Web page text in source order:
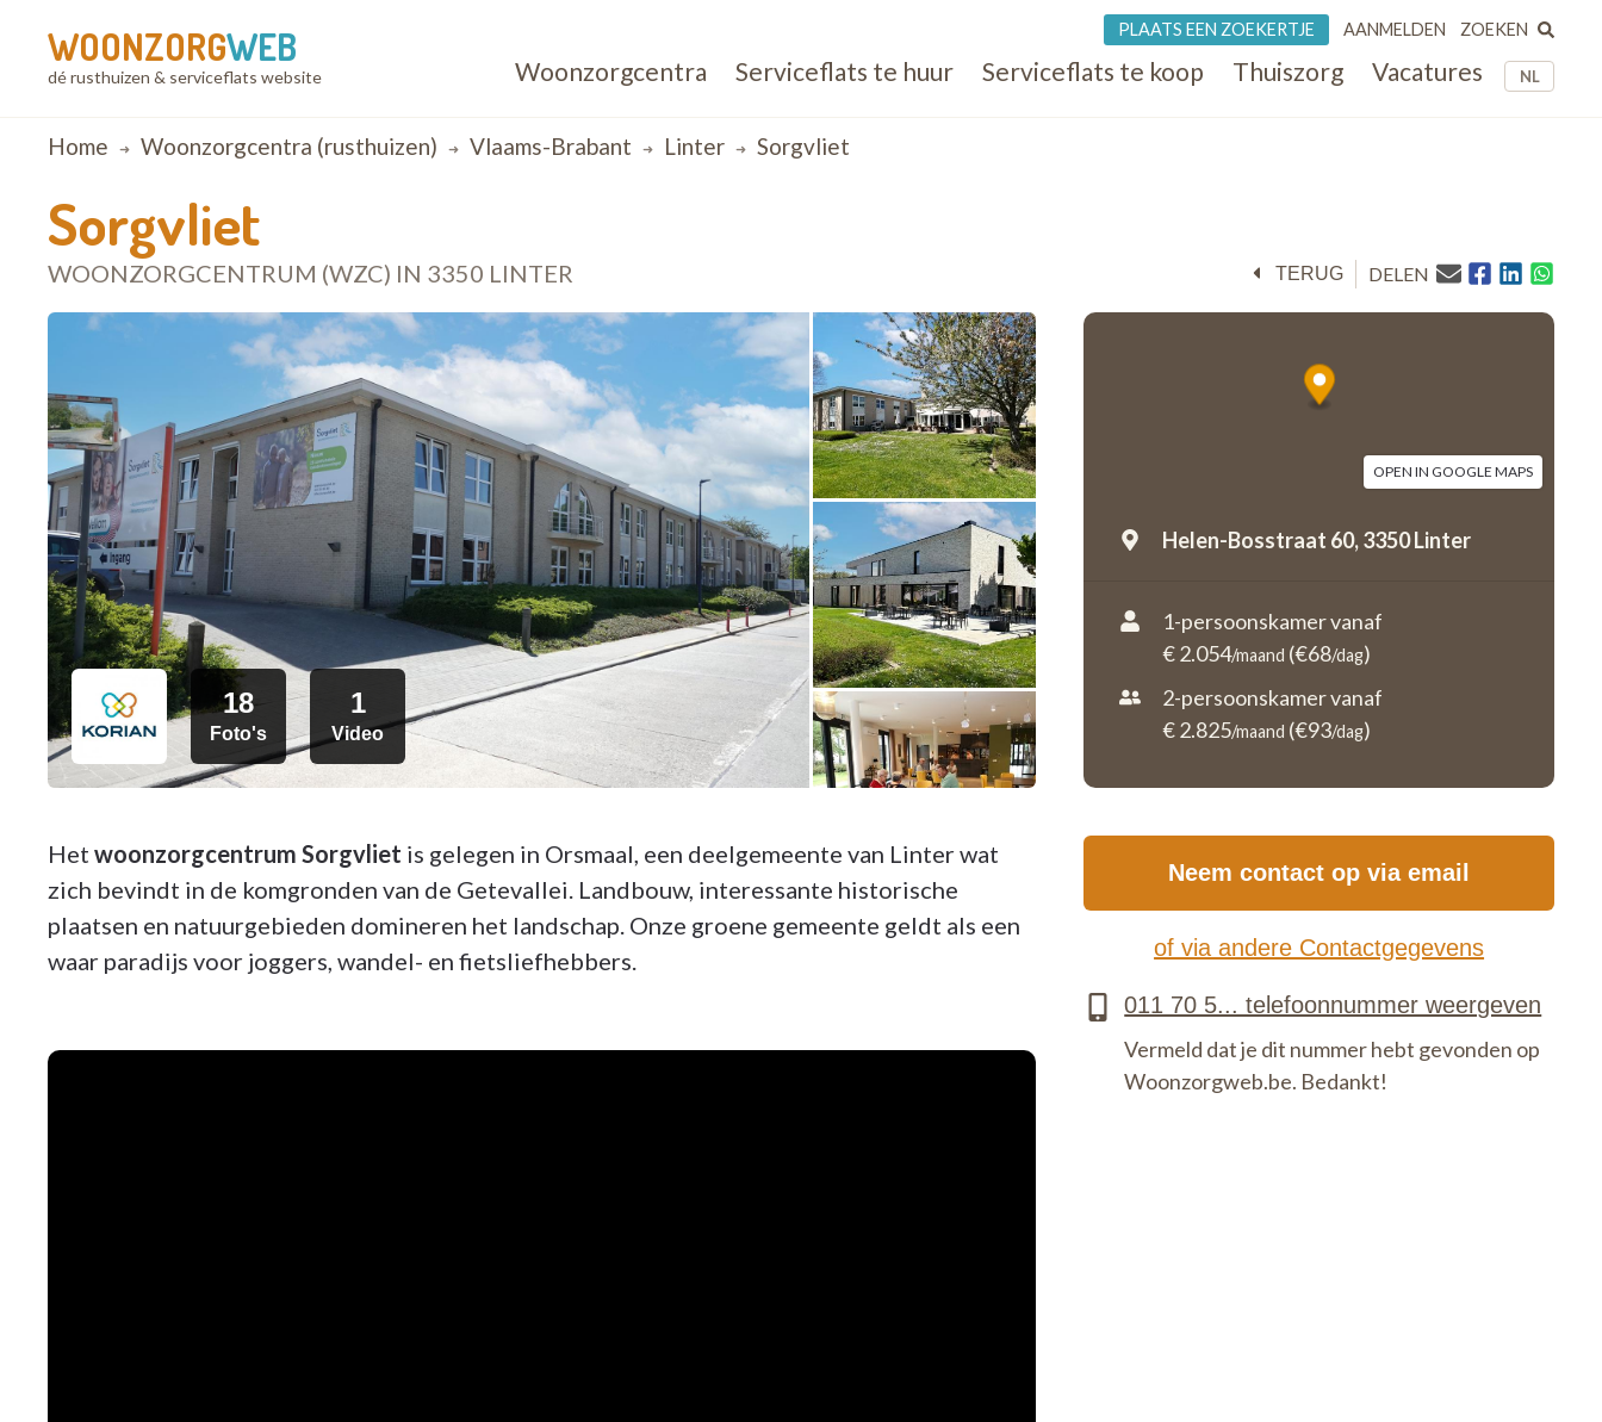
WOONZORGWEB
dé rusthuizen & serviceflats website NL
Woonzorgcentra Serviceflats te huur Serviceflats te koop Thuiszorg Vacatures
PLAATS EEN ZOEKERTJE AANMELDEN ZOEKEN
Breadcrumb
Home Woonzorgcentra (rusthuizen) Vlaams-Brabant Linter Sorgvliet
Sorgvliet
WOONZORGCENTRUM (WZC) IN 3350 LINTER TERUG DELEN
18
Foto's
1
Video
OPEN IN GOOGLE MAPS
Helen-Bosstraat 60,3350 Linter
1-persoonskamer vanaf
€ 2.054/maand (€68/dag)
2-persoonskamer vanaf
€ 2.825/maand (€93/dag)
Het woonzorgcentrum Sorgvliet is gelegen in Orsmaal, een deelgemeente van Linter wat
zich bevindt in de komgronden van de Getevallei. Landbouw, interessante historische
plaatsen en natuurgebieden domineren het landschap. Onze groene gemeente geldt als een
waar paradijs voor joggers, wandel- en fietsliefhebbers.
Neem contact op via email
of via andere Contactgegevens
Vermeld dat je dit nummer hebt gevonden op
Woonzorgweb.be. Bedankt!